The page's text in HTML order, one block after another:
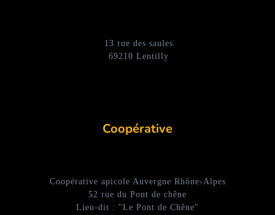
13 rue des saules
69210 Lentilly
Coopérative
Coopérative apicole Auvergne Rhône-Alpes
52 rue du Pont de chêne
Lieu-dit : "Le Pont de Chêne"